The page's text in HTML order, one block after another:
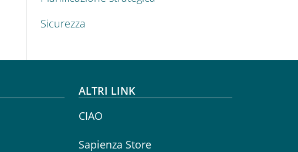
Sicurezza
ALTRI LINK
CIAO
Sapienza Store